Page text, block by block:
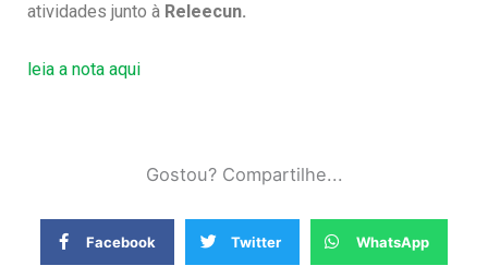
atividades junto à Releecun.
leia a nota aqui
Gostou? Compartilhe...
Facebook Twitter WhatsApp